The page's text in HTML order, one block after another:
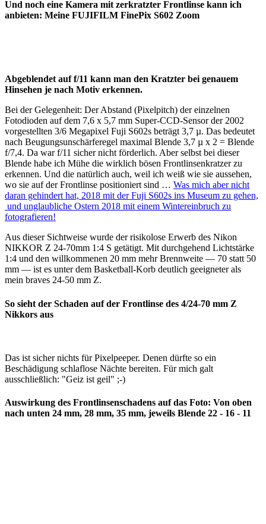
Und noch eine Kamera mit zerkratzter Frontlinse kann ich
anbieten: Meine FUJIFILM FinePix S602 Zoom
Abgeblendet auf f/11 kann man den Kratzter bei genauem
Hinsehen je nach Motiv erkennen.
Bei der Gelegenheit: Der Abstand (Pixelpitch) der einzelnen
Fotodioden auf dem 7,6 x 5,7 mm Super-CCD-Sensor der 2002
vorgestellten 3/6 Megapixel Fuji S602s beträgt 3,7 µ. Das bedeutet
nach Beugungsunschärferegel maximal Blende 3,7 µ x 2 = Blende
f/7,4. Da war f/11 sicher nicht förderlich. Aber selbst bei dieser
Blende habe ich Mühe die wirklich bösen Frontlinsenkratzer zu
erkennen. Und die natürlich auch, weil ich weiß wie sie aussehen,
wo sie auf der Frontlinse positioniert sind … Was mich aber nicht
daran gehindert hat, 2018 mit der Fuji S602s ins Museum zu gehen,
und unglaubliche Ostern 2018 mit einem Wintereinbruch zu
fotografieren!
Aus dieser Sichtweise wurde der risikolose Erwerb des Nikon
NIKKOR Z 24-70mm 1:4 S getätigt. Mit durchgehend Lichtstärke
1:4 und den willkommenen 20 mm mehr Brennweite — 70 statt 50
mm — ist es unter dem Basketball-Korb deutlich geeigneter als
mein braves 24-50 mm Z.
So sieht der Schaden auf der Frontlinse des 4/24-70 mm Z
Nikkors aus
Das ist sicher nichts für Pixelpeeper. Denen dürfte so ein
Beschädigung schlaflose Nächte bereiten. Für mich galt
ausschließlich: "Geiz ist geil" ;-)
Auswirkung des Frontlinsenschadens auf das Foto: Von oben
nach unten 24 mm, 28 mm, 35 mm, jeweils Blende 22 - 16 - 11